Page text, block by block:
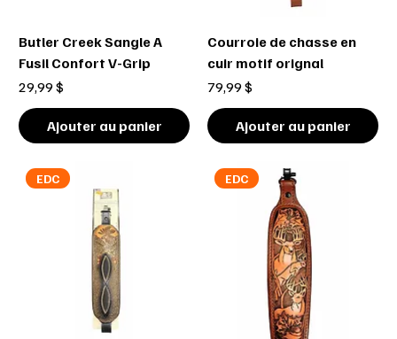
Butler Creek Sangle A
Fusil Confort V-Grip
Prix
29,99 $
Ajouter au panier
Courroie de chasse en
cuir motif orignal
Prix
79,99 $
Ajouter au panier
EDC EDC